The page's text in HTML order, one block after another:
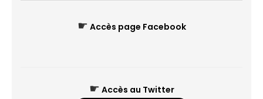
☛ Accès page Facebook
☛ Accès au Twitter